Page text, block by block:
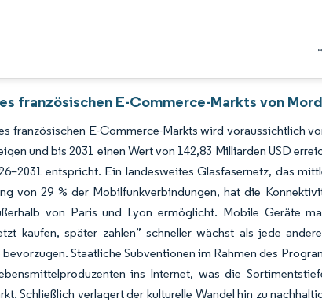
französischen E-Commerce-Markts von
französischen E-Commerce-Markts wird voraussichtlich
und bis 2031 einen Wert von 142,83 Milliarden USD
entspricht. Ein landesweites Glasfasernetz, das
von 29 % der Mobilfunkverbindungen, hat die
von Paris und Lyon ermöglicht. Mobile Geräte
kaufen, später zahlen” schneller wächst als jede
Staatliche Subventionen im Rahmen des
ins Internet, was die
Schließlich verlagert der kulturelle Wandel hin zu